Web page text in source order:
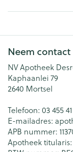
Neem
NV Apotheek
Kaphaanlei 79
2640 Mortsel
Telefoon: 03 455 41
E-mailadres:
APB nummer:
Apotheek titularis: